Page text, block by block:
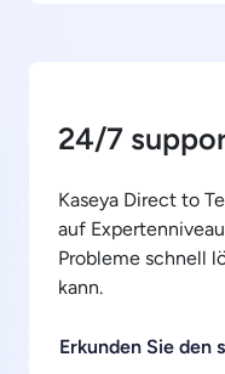
24/7
Kaseya Direct to
auf
Probleme schnell
kann.
Erkunden Sie den